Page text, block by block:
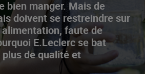
bien manger. Mais de
doivent se restreindre sur
faute de
E.Leclerc se bat
de qualité et